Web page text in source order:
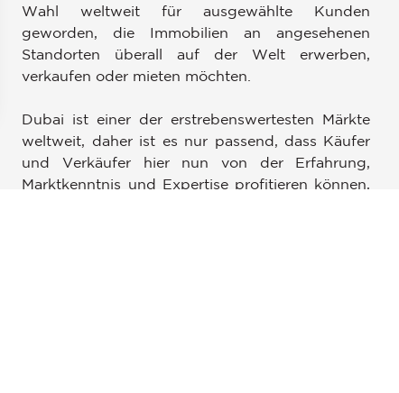
Wahl weltweit für ausgewählte Kunden
geworden, die Immobilien an angesehenen
Standorten überall auf der Welt erwerben,
verkaufen oder mieten möchten.
Dubai ist einer der erstrebenswertesten Märkte
weltweit, daher ist es nur passend, dass Käufer
und Verkäufer hier nun von der Erfahrung,
Marktkenntnis und Expertise profitieren können,
an
individuell zu gestalten und zu verwalten, um die